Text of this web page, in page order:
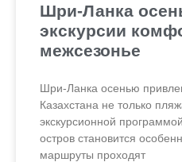
Шри-Ланка
экскурсии
межсезонье
Шри-Ланка осенью
Казахстана не только
экскурсионной
остров становится
маршруты проходят